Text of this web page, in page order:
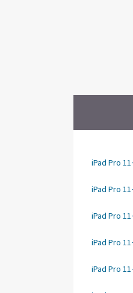
iPad Pro 11
iPad Pro 11
iPad Pro 11
iPad Pro 11
iPad Pro